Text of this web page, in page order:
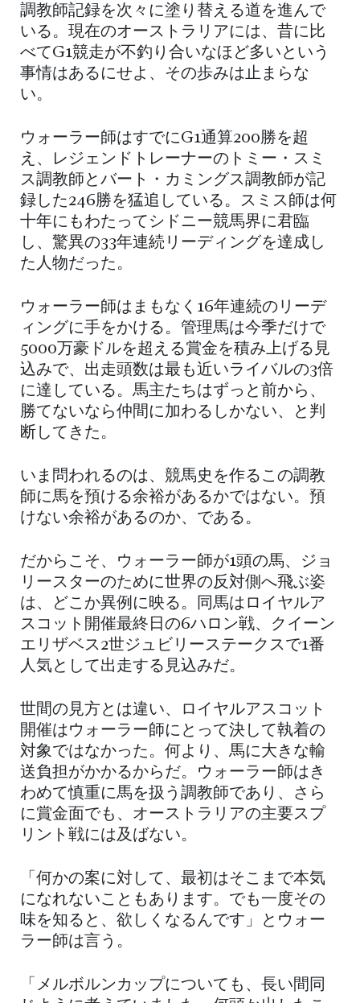
調教師記録を次々に塗り替える道を進んで
いる。現在のオーストラリアには、昔に比
べてG1競走が不釣り合いなほど多いという
事情はあるにせよ、その歩みは止まらな
い。
ウォーラー師はすでにG1通算200勝を超
え、レジェンドトレーナーのトミー・スミ
ス調教師とバート・カミングス調教師が記
録した246勝を猛追している。スミス師は何
十年にもわたってシドニー競馬界に君臨
し、驚異の33年連続リーディングを達成し
た人物だった。
ウォーラー師はまもなく16年連続のリーデ
ィングに手をかける。管理馬は今季だけで
5000万豪ドルを超える賞金を積み上げる見
込みで、出走頭数は最も近いライバルの3倍
に達している。馬主たちはずっと前から、
勝てないなら仲間に加わるしかない、と判
断してきた。
いま問われるのは、競馬史を作るこの調教
師に馬を預ける余裕があるかではない。預
けない余裕があるのか、である。
だからこそ、ウォーラー師が1頭の馬、ジョ
リースターのために世界の反対側へ飛ぶ姿
は、どこか異例に映る。同馬はロイヤルア
スコット開催最終日の6ハロン戦、クイーン
エリザベス2世ジュビリーステークスで1番
人気として出走する見込みだ。
世間の見方とは違い、ロイヤルアスコット
開催はウォーラー師にとって決して執着の
対象ではなかった。何より、馬に大きな輸
送負担がかかるからだ。ウォーラー師はき
わめて慎重に馬を扱う調教師であり、さら
に賞金面でも、オーストラリアの主要スプ
リント戦には及ばない。
「何かの案に対して、最初はそこまで本気
になれないこともあります。でも一度その
味を知ると、欲しくなるんです」とウォー
ラー師は言う。
「メルボルンカップについても、長い間同